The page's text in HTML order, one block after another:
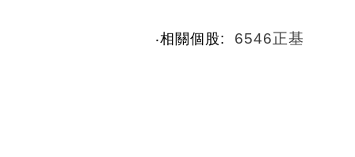
‧相關個股: 6546正基